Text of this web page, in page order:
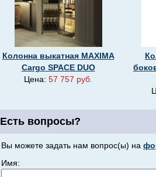
Колонна выкатная MAXIMA
Cargo SPACE DUO
Цена: 57 757 руб.
Есть вопросы?
Вы можете задать нам вопрос(ы) на
Имя: